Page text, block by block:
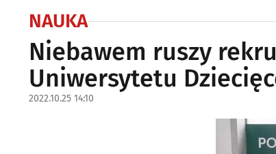
NAUKA
Niebawem ruszy
Uniwersytetu
2022.10.25 14:10